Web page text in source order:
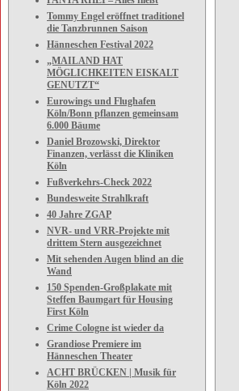
Tommy Engel eröffnet traditionel
die Tanzbrunnen Saison
Hänneschen Festival 2022
„MAILAND HAT
MÖGLICHKEITEN EISKALT
GENUTZT“
Eurowings und Flughafen
Köln/Bonn pflanzen gemeinsam
6.000 Bäume
Daniel Brozowski, Direktor
Finanzen, verlässt die Kliniken
Köln
Fußverkehrs-Check 2022
Bundesweite Strahlkraft
40 Jahre ZGAP
NVR- und VRR-Projekte mit
drittem Stern ausgezeichnet
Mit sehenden Augen blind an die
Wand
150 Spenden-Großplakate mit
Steffen Baumgart für Housing
First Köln
Crime Cologne ist wieder da
Grandiose Premiere im
Hänneschen Theater
ACHT BRÜCKEN | Musik für
Köln 2022